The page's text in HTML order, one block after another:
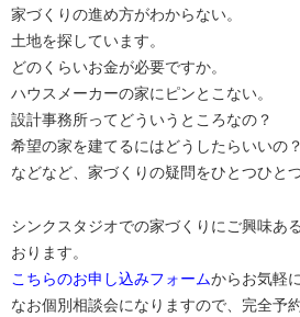
家づくりの進め方がわからない。
土地を探しています。
どのくらいお金が必要ですか。
ハウスメーカーの家にピンとこない。
設計事務所ってどういうところなの？
希望の家を建てるにはどうしたらいいの？
などなど、家づくりの疑問をひとつひと
シンクスタジオでの家づくりにご興味あ
おります。
こちらのお申し込みフォームからお気軽
なお個別相談会になりますので、完全予